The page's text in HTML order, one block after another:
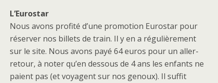
L’Eurostar
Nous avons profité d’une promotion Eurostar pour
réserver nos billets de train. Il y en a régulièrement
sur le site. Nous avons payé 64 euros pour un aller-
retour, à noter qu’en dessous de 4 ans les enfants ne
paient pas (et voyagent sur nos genoux). Il suffit